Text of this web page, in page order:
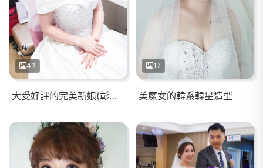
43
大受好評的完美新娘(彰化大中華國際)
17
美魔女的韓系韓星造型